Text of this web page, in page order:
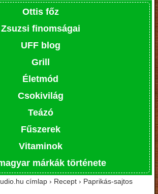
Ottis főz
Zsuzsi finomságai
UFF blog
Grill
Életmód
Csokivilág
Teázó
Fűszerek
Vitaminok
márkák története
címlap › Recept › Paprikás-sajtos